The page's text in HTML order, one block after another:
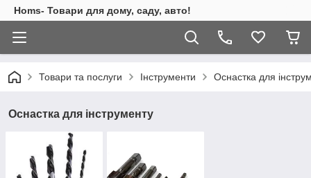
Homs- Товари для дому, саду, авто!
Товари та послуги Інструменти Оснастка для
Оснастка для інструменту